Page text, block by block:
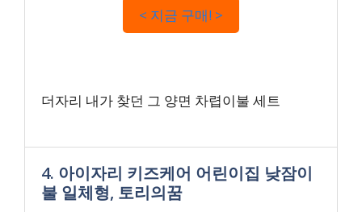
< 지금 구매! >
더자리 내가 찾던 그 양면 차렵이불 세트
4. 아이자리 키즈케어 어린이집 낮잠이
불 일체형, 토리의꿈